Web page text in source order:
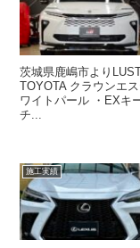
茨城県鹿嶋市より
TOYOTA クラウンエ
ワイトパール ・EXキ
チ...
施工実績